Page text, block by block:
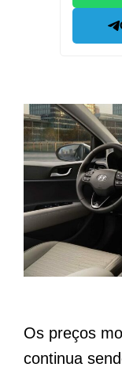
Os preços
continua